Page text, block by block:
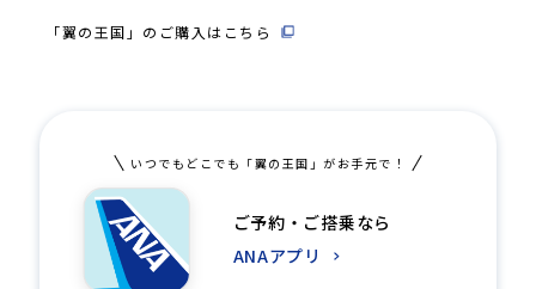
「翼の王国」のご購入はこちら
いつでもどこでも「翼の王国」がお手元で！
ご予約・ご搭乗なら
ANAアプリ